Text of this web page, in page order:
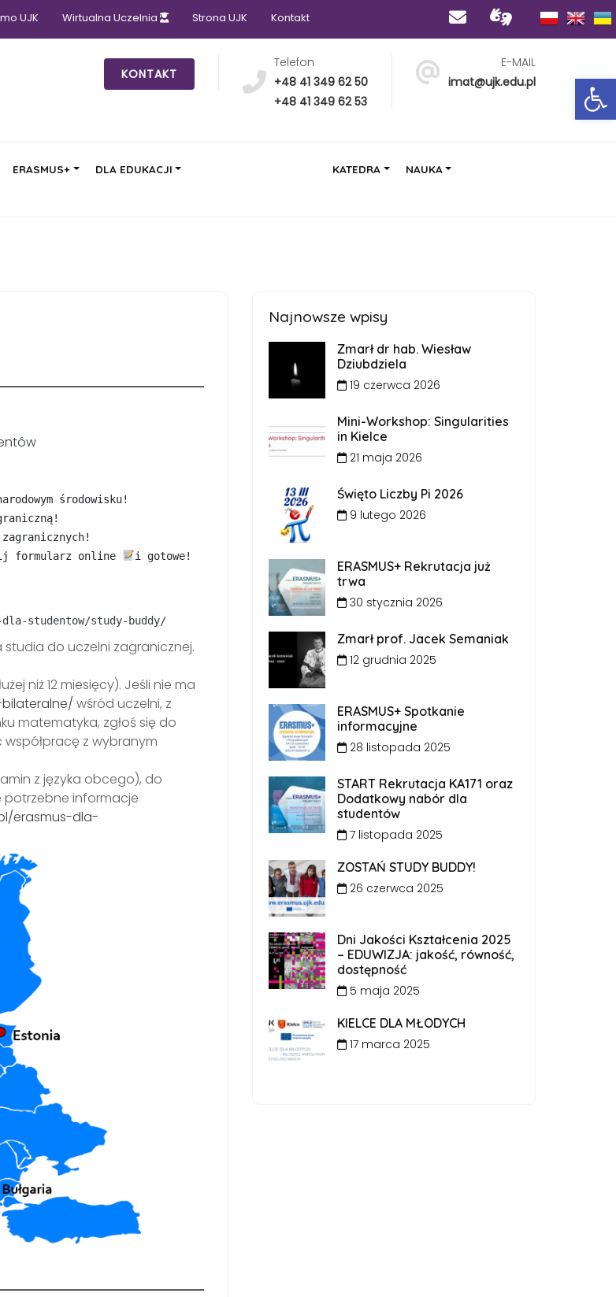
UJK Wirtualna Uczelnia Strona UJK Kontakt
KONTAKT
Telefon
+48 41 349 62 50
+48 41 349 62 53
E-MAIL
imat@ujk.edu.pl
ERASMUS+ DLA EDUKACJI KATEDRA
NAUKA
środowisku!
formularz online i gotowe!
studentow/study-buddy/
do uczelni zagranicznej.
niż 12 miesięcy). Jeśli nie ma
wśród uczelni, z
matematyka, zgłoś się do
z wybranym
z języka obcego), do
potrzebne informacje
erasmus-dla-
Najnowsze wpisy
Zmarł dr hab. Wiesław
Dziubdziela
19 czerwca 2026
Mini-Workshop: Singularities
in Kielce
21 maja 2026
Święto Liczby Pi 2026
9 lutego 2026
ERASMUS+ Rekrutacja już
trwa
30 stycznia 2026
Zmarł prof. Jacek Semaniak
12 grudnia 2025
ERASMUS+ Spotkanie
informacyjne
28 listopada 2025
START Rekrutacja KA171 oraz
Dodatkowy nabór dla
studentów
7 listopada 2025
ZOSTAŃ STUDY BUDDY!
26 czerwca 2025
Dni Jakości Kształcenia 2025
– EDUWIZJA: jakość, równość,
dostępność
5 maja 2025
KIELCE DLA MŁODYCH
17 marca 2025